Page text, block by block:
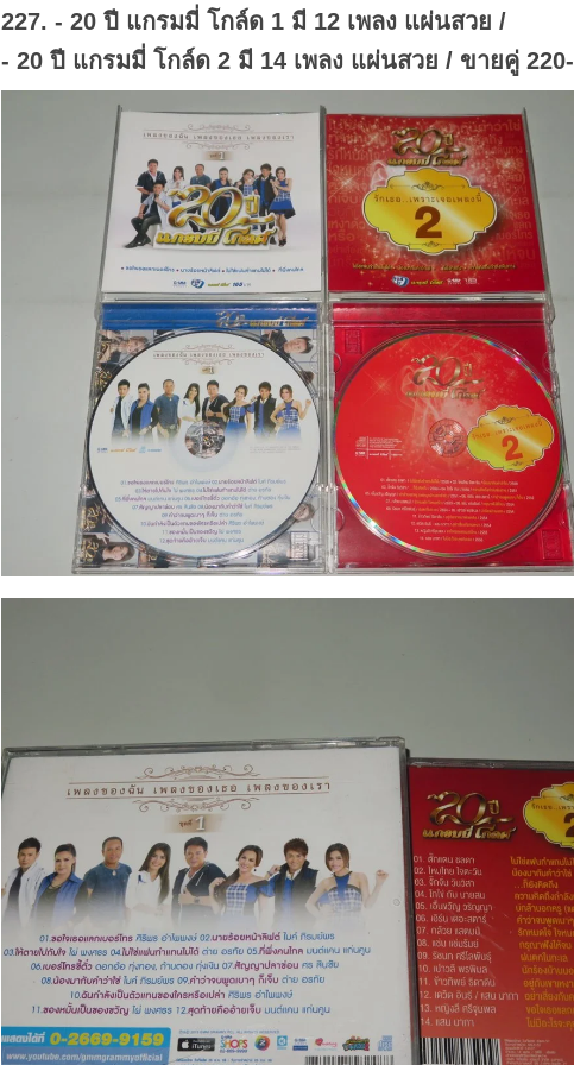
n
.
227. - 20 ปี แกรมมี่ โกล์ด 1 มี 12 เพลง แผ่นสวย /
- 20 ปี แกรมมี่ โกล์ด 2 มี 14 เพลง แผ่นสวย / ขายคู่ 220-